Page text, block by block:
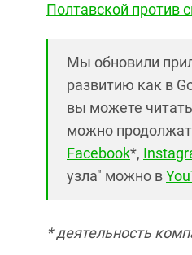
Полтавской против
Мы обновили
развитию как в
вы можете
можно
Facebook*,
узла" можно в
* деятельность